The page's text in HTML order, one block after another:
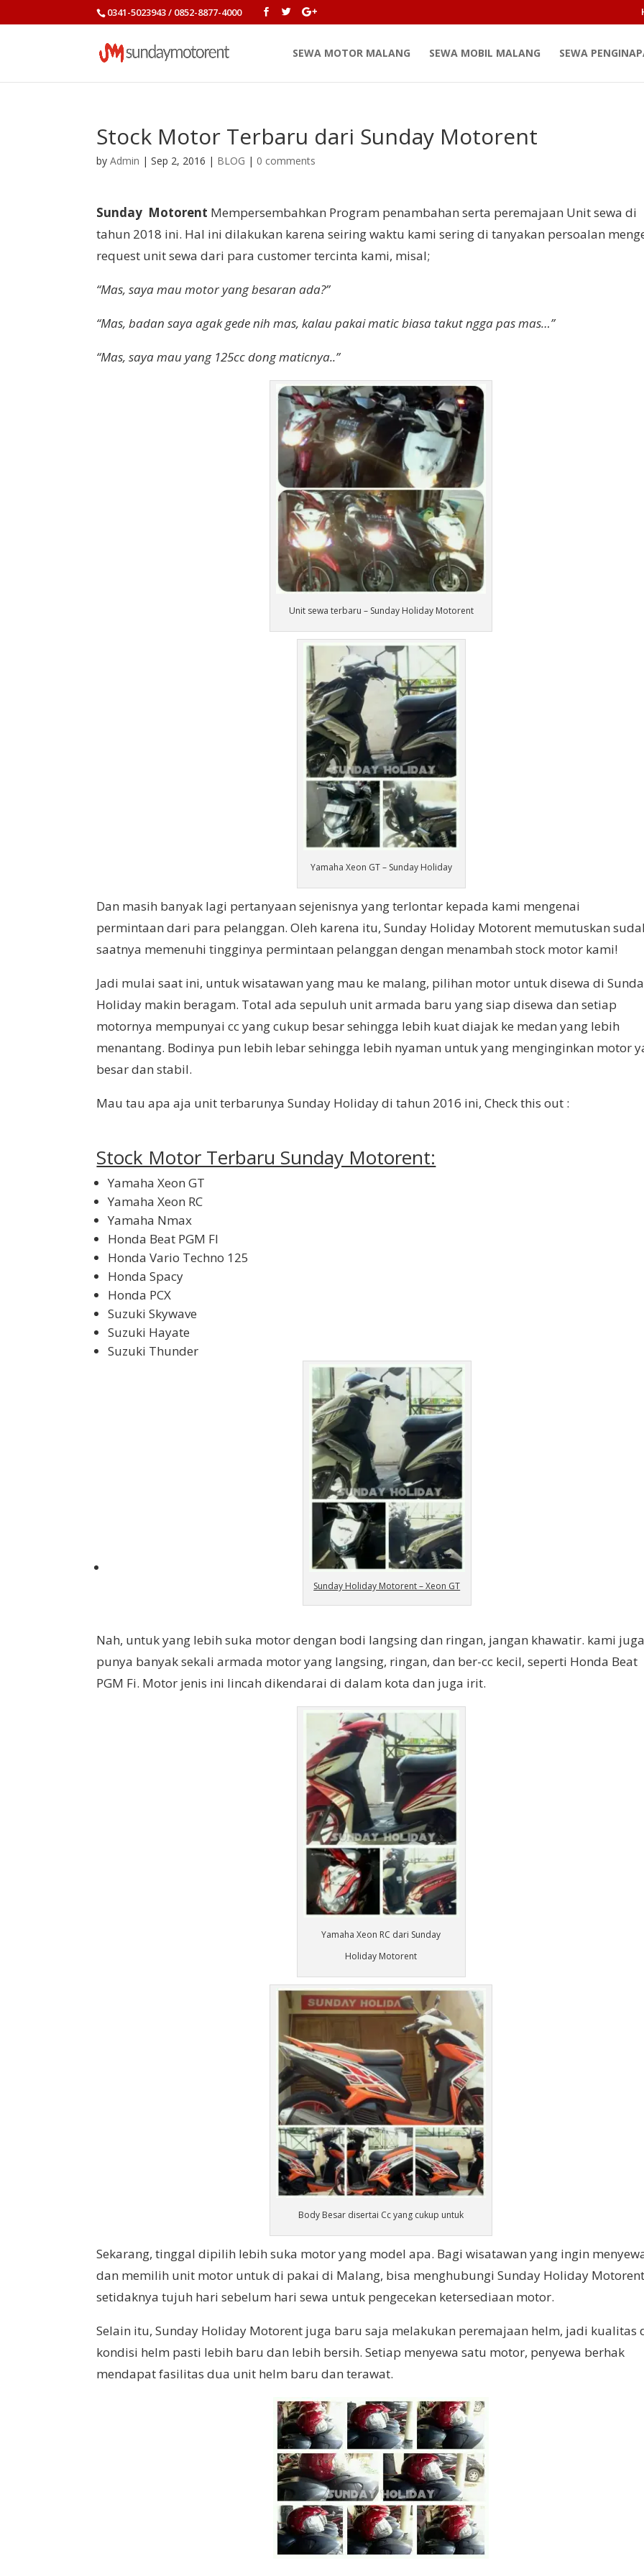
0341-5023943 / 0852-8877-4000
SEWA MOTOR MALANG SEWA MOBIL MALANG SEWA
Stock Motor Terbaru dari Sunday Motorent
byAdmin |Sep 2, 2016 | BLOG | 0 comments
Sunday Motorent Mempersembahkan Program penambahan serta peremajaan Unit sewa di
tahun 2018 ini. Hal ini dilakukan karena seiring waktu kami sering di tanyakan persoalan
request unit sewa dari para customer tercinta kami, misal;
“Mas, saya mau motor yang besaran ada?”
“Mas, badan saya agak gede nih mas, kalau pakai matic biasa takut ngga pas mas…”
“Mas, saya mau yang 125cc dong maticnya..”
Unit sewa terbaru – Sunday Holiday Motorent
Yamaha Xeon GT – Sunday Holiday
Dan masih banyak lagi pertanyaan sejenisnya yang terlontar kepada kami mengenai
permintaan dari para pelanggan. Oleh karena itu, Sunday Holiday Motorent memutuskan
saatnya memenuhi tingginya permintaan pelanggan dengan menambah stock motor kami!
Jadi mulai saat ini, untuk wisatawan yang mau ke malang, pilihan motor untuk disewa di
Holiday makin beragam. Total ada sepuluh unit armada baru yang siap disewa dan setiap
motornya mempunyai cc yang cukup besar sehingga lebih kuat diajak ke medan yang lebih
menantang. Bodinya pun lebih lebar sehingga lebih nyaman untuk yang menginginkan motor
besar dan stabil.
Mau tau apa aja unit terbarunya Sunday Holiday di tahun 2016 ini, Check this out :
Stock Motor Terbaru Sunday Motorent:
Yamaha Xeon GT
Yamaha Xeon RC
Yamaha Nmax
Honda Beat PGM FI
Honda Vario Techno 125
Honda Spacy
Honda PCX
Suzuki Skywave
Suzuki Hayate
Suzuki Thunder
Sunday Holiday Motorent – Xeon GT
Nah, untuk yang lebih suka motor dengan bodi langsing dan ringan, jangan khawatir. kami
punya banyak sekali armada motor yang langsing, ringan, dan ber-cc kecil, seperti Honda Beat
PGM Fi. Motor jenis ini lincah dikendarai di dalam kota dan juga irit.
Yamaha Xeon RC dari Sunday
Holiday Motorent
Body Besar disertai Cc yang cukup untuk
Sekarang, tinggal dipilih lebih suka motor yang model apa. Bagi wisatawan yang ingin
dan memilih unit motor untuk di pakai di Malang, bisa menghubungi Sunday Holiday
setidaknya tujuh hari sebelum hari sewa untuk pengecekan ketersediaan motor.
Selain itu, Sunday Holiday Motorent juga baru saja melakukan peremajaan helm, jadi kualitas
kondisi helm pasti lebih baru dan lebih bersih. Setiap menyewa satu motor, penyewa berhak
mendapat fasilitas dua unit helm baru dan terawat.